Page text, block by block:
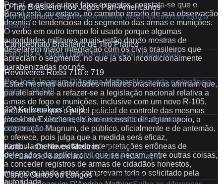
Por aí, e pelos outros fatos expostos, constata-se que o
Brasil está, ou estava, no caminho errado de sua observação
doentia e tendenciosa do segmento das armas e munições.
O verbo em outro tempo foi usado porque algumas
autoridades militares atuais estão dando mostras de
desejarem maior integração com os civis brasileiros que
apreciam o segmento, no que já são incondicionalmente
parabenizadas por nós.
Estas mesmas autoridades militares brasileiras afirmam que,
paralelamente a refazer-se a legislação nacional relativa a
armas de fogo e munições, inclusive com um novo R-105,
pretende-se que o papel policial de controle das mesmas
passe ao Exército e, se isto necessita de algum apoio, a
corporação Magnum, de público, oficialmente e de antemão,
o oferece, pois julga que a medida será eficaz,
particularmente evitando interpretações errôneas de
delegados da polícia civil que se negam, entre outras coisas,
a conceder registros de armas de cidadãos honestos,
mesmo quando estes comprovam todo o solicitado pela
autoridade.
O Tiro Brasileiro nos Jogos Pan-AmericanosTiro Esportivo
PorAlejandro StisinNosso melhor desempenho em toda a
história
28
Campeonato Brasileiro de Tiro PráticoTiro Esportivo
PorLuiz A. Horta (Tatai)Um primor de organização
33
Revólveres Rossi 718 e 719
PorJosé Joaquim D'Andrea MathiasNova vida e elegância
para o .38 SPL
38
22ª Knifemakers' GuildEspecial
PorAbel A. DomenechO maior evento da cutelaria
internacional
44
Korth — Os Novos MestresCutelaria
PorLaércio GazinhatoJovialidade e variação
48
Canos Curtos ou LongosMagnum Pesquisa